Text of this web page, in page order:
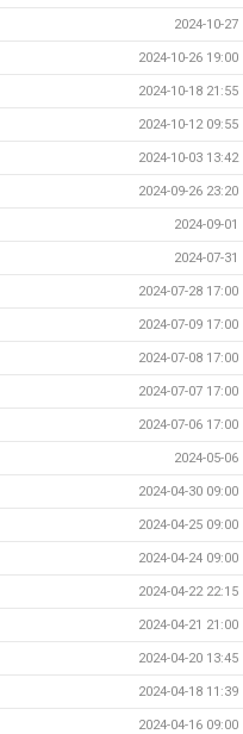
2024-10-27
2024-10-26 19:00
2024-10-18 21:55
2024-10-12 09:55
2024-10-03 13:42
2024-09-26 23:20
2024-09-01
2024-07-31
2024-07-28 17:00
2024-07-09 17:00
2024-07-08 17:00
2024-07-07 17:00
2024-07-06 17:00
2024-05-06
2024-04-30 09:00
2024-04-25 09:00
2024-04-24 09:00
2024-04-22 22:15
2024-04-21 21:00
2024-04-20 13:45
2024-04-18 11:39
2024-04-16 09:00